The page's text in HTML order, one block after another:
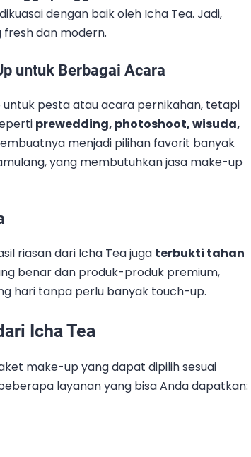
dengan baik oleh Icha Tea. Jadi,
dan modern.
untuk Berbagai Acara
pesta atau acara pernikahan, tetapi
prewedding, photoshoot, wisuda,
menjadi pilihan favorit banyak
yang membutuhkan jasa make-up
riasan dari Icha Tea juga terbukti tahan
benar dan produk-produk premium,
hari tanpa perlu banyak touch-up.
Icha Tea
make-up yang dapat dipilih sesuai
layanan yang bisa Anda dapatkan: